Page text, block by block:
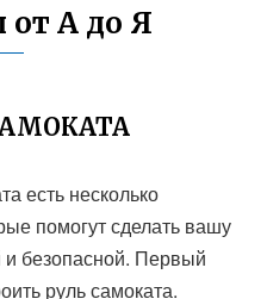
А до Я
есть несколько
помогут сделать вашу
безопасной. Первый
руль самоката.